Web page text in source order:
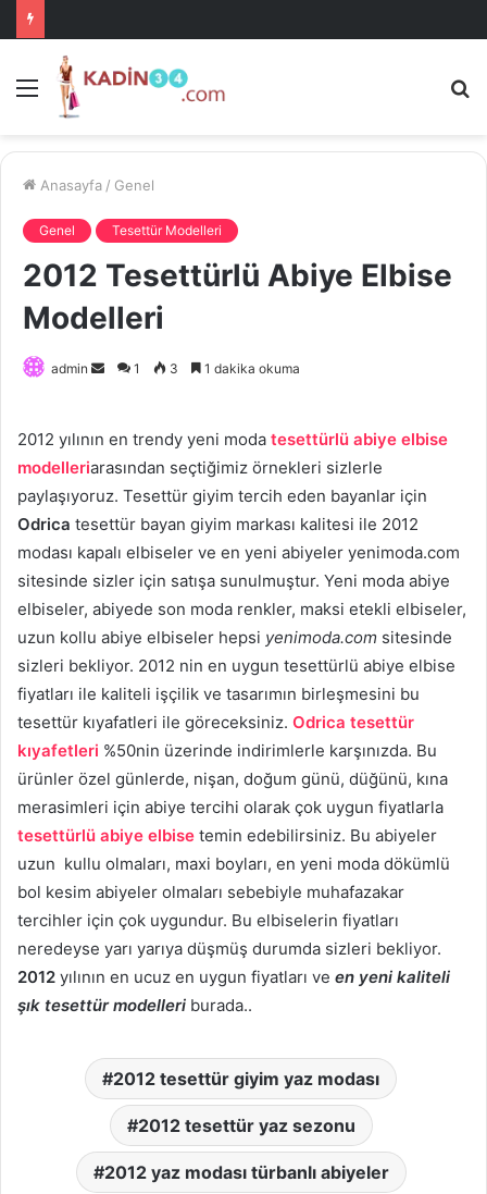
Menü
Anasayfa / Genel
Genel Tesettür Modelleri
2012 Tesettürlü Abiye Elbise
Modelleri
admin
Bir
göndermek
1 3 1 dakika okuma
2012 yılının en trendy yeni moda tesettürlü abiye elbise
modelleriarasından seçtiğimiz örnekleri sizlerle
paylaşıyoruz. Tesettür giyim tercih eden bayanlar için
Odrica tesettür bayan giyim markası kalitesi ile 2012
modası kapalı elbiseler ve en yeni abiyeler yenimoda.com
sitesinde sizler için satışa sunulmuştur. Yeni moda abiye
elbiseler, abiyede son moda renkler, maksi etekli elbiseler,
uzun kollu abiye elbiseler hepsi yenimoda.com sitesinde
sizleri bekliyor. 2012 nin en uygun tesettürlü abiye elbise
fiyatları ile kaliteli işçilik ve tasarımın birleşmesini bu
tesettür kıyafatleri ile göreceksiniz. Odrica tesettür
kıyafetleri %50nin üzerinde indirimlerle karşınızda. Bu
ürünler özel günlerde, nişan, doğum günü, düğünü, kına
merasimleri için abiye tercihi olarak çok uygun fiyatlarla
tesettürlü abiye elbise temin edebilirsiniz. Bu abiyeler
uzun kullu olmaları, maxi boyları, en yeni moda dökümlü
bol kesim abiyeler olmaları sebebiyle muhafazakar
tercihler için çok uygundur. Bu elbiselerin fiyatları
neredeyse yarı yarıya düşmüş durumda sizleri bekliyor.
2012 yılının en ucuz en uygun fiyatları ve en yeni kaliteli
şık tesettür modelleri burada..
2012 tesettür giyim yaz modası
2012 tesettür yaz sezonu
2012 yaz modası türbanlı abiyeler